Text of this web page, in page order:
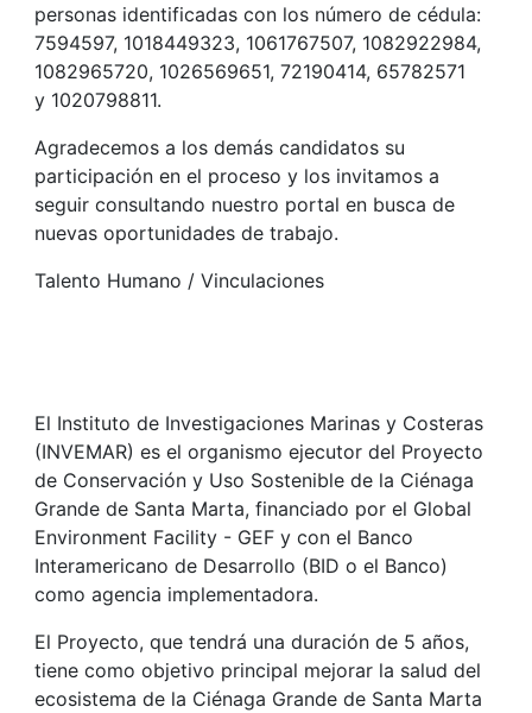
personas identificadas con los número de cédula:
7594597, 1018449323, 1061767507, 1082922984,
1082965720, 1026569651, 72190414, 65782571
y 1020798811.
Agradecemos a los demás candidatos su
participación en el proceso y los invitamos a
seguir consultando nuestro portal en busca de
nuevas oportunidades de trabajo.
Talento Humano / Vinculaciones
El Instituto de Investigaciones Marinas y Costeras
(INVEMAR) es el organismo ejecutor del Proyecto
de Conservación y Uso Sostenible de la Ciénaga
Grande de Santa Marta, financiado por el Global
Environment Facility - GEF y con el Banco
Interamericano de Desarrollo (BID o el Banco)
como agencia implementadora.
El Proyecto, que tendrá una duración de 5 años,
tiene como objetivo principal mejorar la salud del
ecosistema de la Ciénaga Grande de Santa Marta